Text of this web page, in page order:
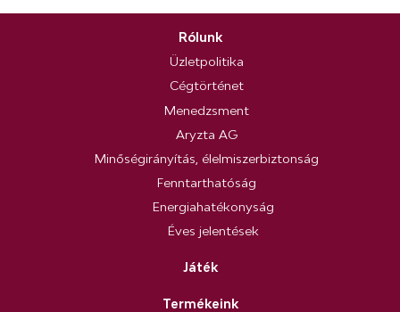
Rólunk
Üzletpolitika
Cégtörténet
Menedzsment
Aryzta AG
Minőségirányítás, élelmiszerbiztonság
Fenntarthatóság
Energiahatékonyság
Éves jelentések
Játék
Termékeink